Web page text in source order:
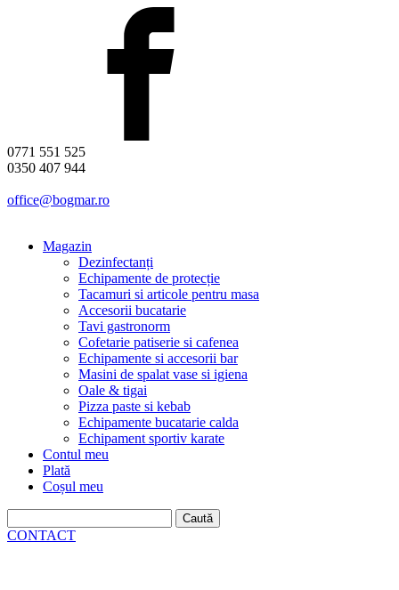
0771 551 525
0350 407 944
office@bogmar.ro
Magazin
Dezinfectanți
Echipamente de protecție
Tacamuri si articole pentru masa
Accesorii bucatarie
Tavi gastronorm
Cofetarie patiserie si cafenea
Echipamente si accesorii bar
Masini de spalat vase si igiena
Oale & tigai
Pizza paste si kebab
Echipamente bucatarie calda
Echipament sportiv karate
Contul meu
Plată
Coșul meu
după:
CONTACT